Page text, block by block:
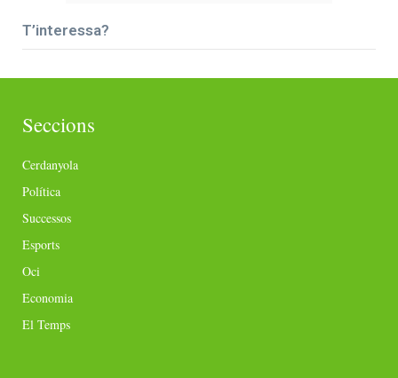
T’interessa?
Seccions
Cerdanyola
Política
Successos
Esports
Oci
Economia
El Temps